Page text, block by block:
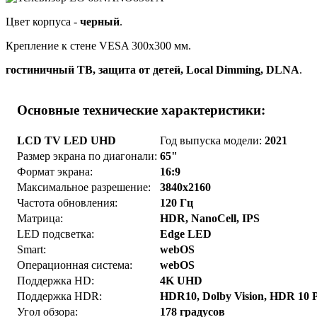
Цвет корпуса - черный.
Крепление к стене VESA 300x300 мм.
гостиничный ТВ, защита от детей, Local Dimming, DLNA.
Основные технические характеристики:
LCD TV LED UHD Год выпуска модели:2021
Размер экрана по диагонали: 65"
Формат экрана:
16:9
Максимальное разрешение:
3840x2160
Частота обновления:
120 Гц
Матрица:
HDR, NanoCell, IPS
LED подсветка:
Edge LED
Smart:
webOS
Операционная система:
webOS
Поддержка HD:
4K UHD
Поддержка HDR:
HDR10, Dolby Vision, HDR 10
Угол обзора:
178 градусов